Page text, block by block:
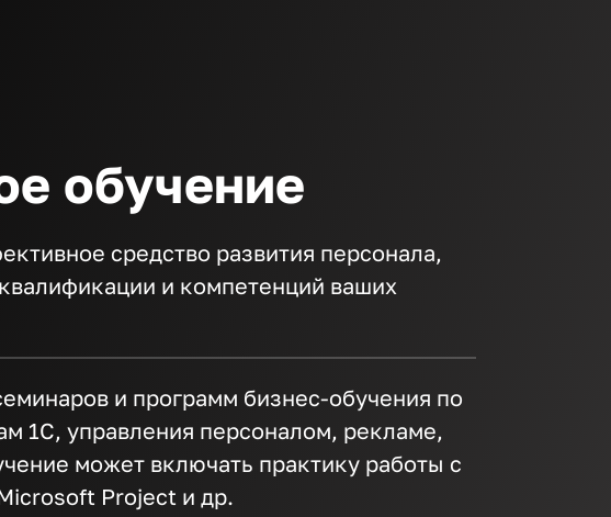
обучение
средство развития персонала,
и компетенций ваших
и программ бизнес-обучения по
1С, управления персоналом, рекламе,
может включать практику работы с
Project и др.